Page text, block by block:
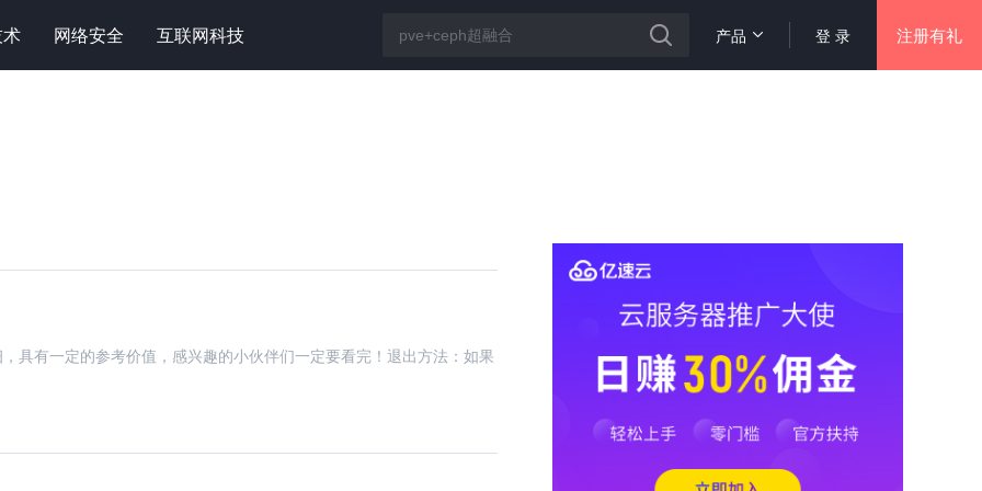
网络安全 互联网科技 登 录 注册有礼
产品
具有一定的参考价值，感兴趣的小伙伴们一定要看完！退出方法：如果